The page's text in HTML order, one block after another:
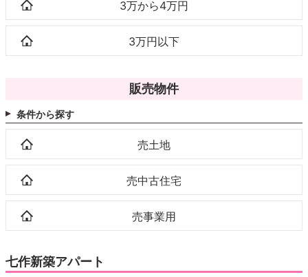
3万から4万円
3万円以下
販売物件
条件から探す
売土地
売中古住宅
売事業用
七作新築アパート